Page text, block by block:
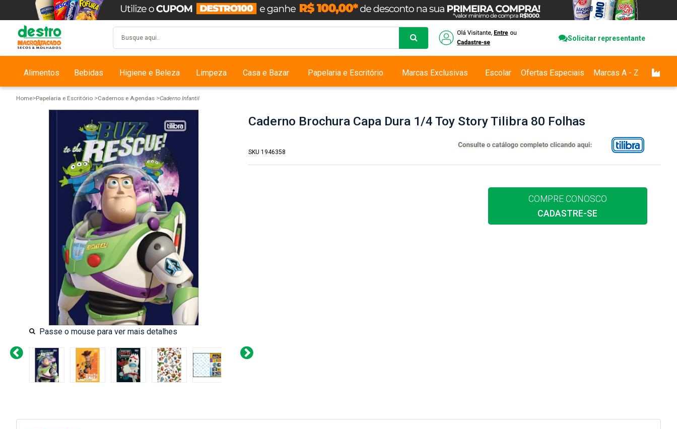
Solicitar representante
Alimentos Bebidas Higiene e Beleza Limpeza Casa e Bazar Papelaria e Escritório Marcas Exclusivas Escolar Ofertas Especiais Marcas A - Z
Home Papelaria e Escritório Cadernos e Agendas Caderno Infantil
Caderno Brochura Capa Dura 1/4 Toy Story Tilibra 80 Folhas
SKU 1946358
COMPRE CONOSCO
CADASTRE-SE